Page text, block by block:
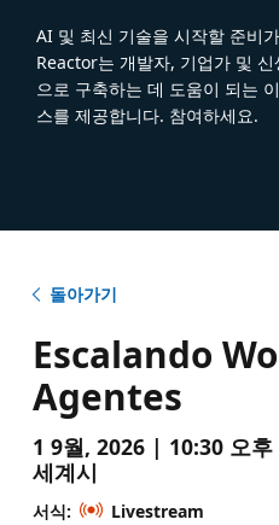
AI 및 최신 기술을 시작할 준비
Reactor는 개발자, 기업가 및
으로 구축하는 데 도움이 되는
스를 제공합니다. 참여하세요.
돌아가기
Escalando
Agentes
1 9월, 2026 | 10:30 오후
세계시
서식:
Livestream